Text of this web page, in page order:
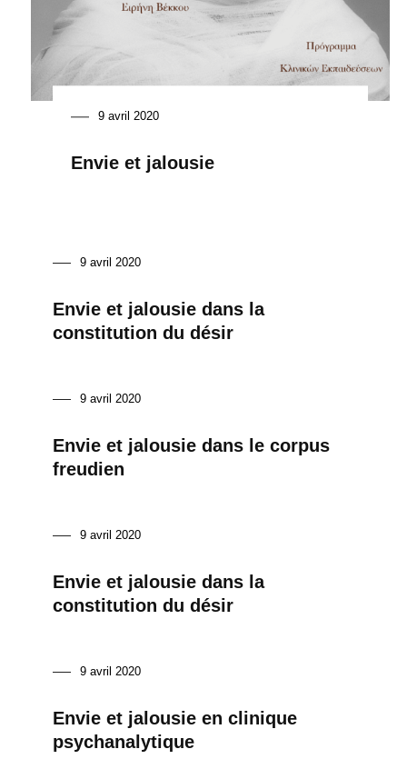
9 avril 2020
Envie et jalousie
9 avril 2020
Envie et jalousie dans la
constitution du désir
9 avril 2020
Envie et jalousie dans le corpus
freudien
9 avril 2020
Envie et jalousie dans la
constitution du désir
9 avril 2020
Envie et jalousie en clinique
psychanalytique